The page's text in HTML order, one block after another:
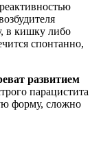
в кишку либо
спонтанно,
развитием
парацистита
форму, сложно